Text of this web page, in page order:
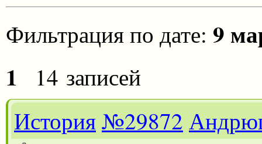
Фильтрация по дате: 9
1
14 записей
История№29872